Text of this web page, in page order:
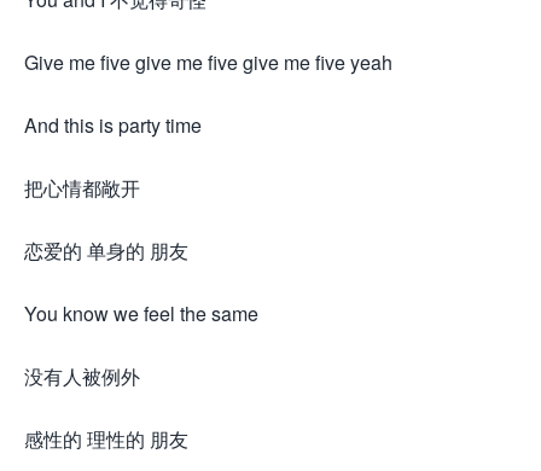
Give me five give me five give me five yeah
And this is party time
把心情都敞开
恋爱的 单身的 朋友
You know we feel the same
没有人被例外
感性的 理性的 朋友